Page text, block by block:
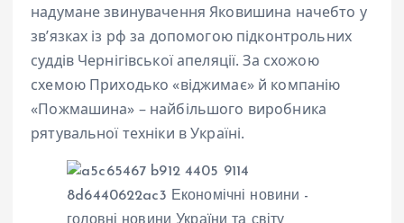
надумане звинувачення Яковишина начебто у
зв’язках із рф за допомогою підконтрольних
суддів Чернігівської апеляції. За схожою
схемою Приходько «віджимає» й компанію
«Пожмашина» – найбільшого виробника
рятувальної техніки в Україні.